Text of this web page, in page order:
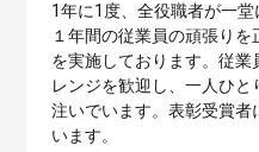
1年に1度、全役職者が一堂
１年間の従業員の頑張り
を実施しております。従業
レンジを歓迎し、一人ひ
注いでいます。表彰受賞者
います。